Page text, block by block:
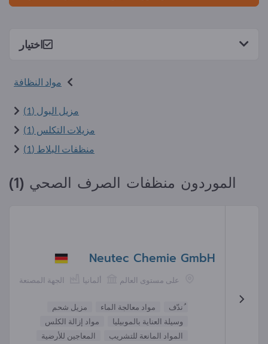
اختيار
مواد النظافة
مزيل البول (1)
مزيلات التكلس (1)
منظفات البلاط (1)
الموردون منظفات الصرف الصحي (1)
Neutec Chemie GmbH
الجهة المصنعة ألمانيا على مستوى العالم
ُندّف مواد معالجة الماء
مزيل شحم
وسيلة العناية بالموبيليا
مواد إزالة الكلس
المواد المانعة للتشريب
المعاجين للأرضية